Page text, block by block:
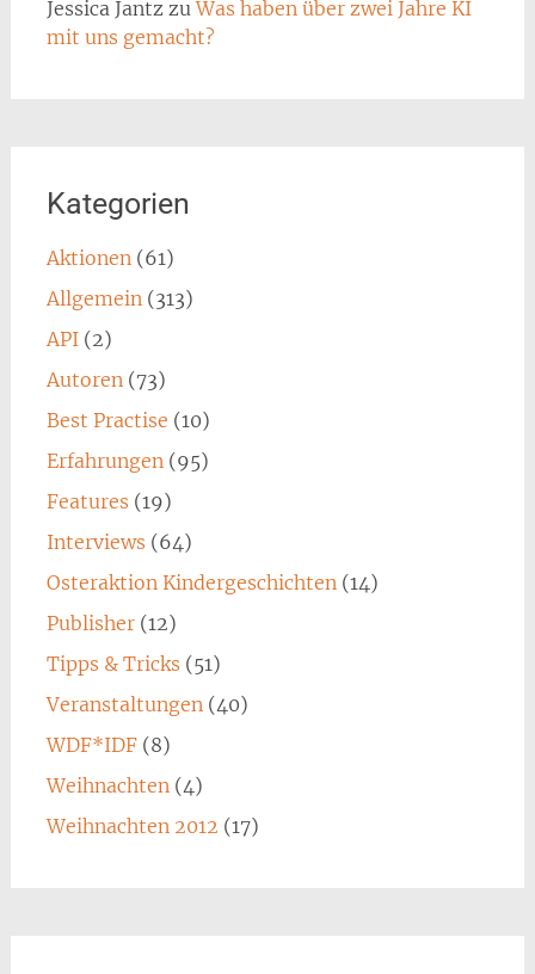
Jessica Jantz zuWas haben über zwei Jahre KI
mit uns gemacht?
Kategorien
Aktionen(61)
Allgemein(313)
API(2)
Autoren(73)
Best Practise (10)
Erfahrungen(95)
Features (19)
Interviews (64)
Osteraktion Kindergeschichten(14)
Publisher(12)
Tipps & Tricks (51)
Veranstaltungen(40)
WDF*IDF(8)
Weihnachten(4)
Weihnachten 2012 (17)